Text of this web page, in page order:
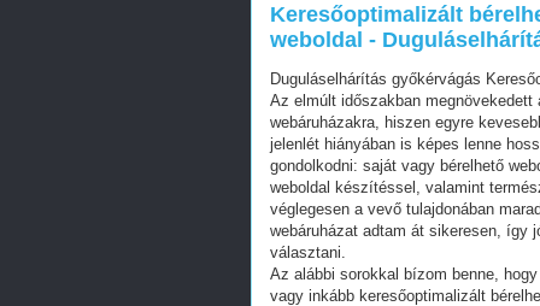
Keresőoptimalizált
weboldal -
Duguláselhárítás győkérvágás
Az elmúlt időszakban
webáruházakra, hiszen egyre
jelenlét hiányában is képes lenne
gondolkodni: saját vagy bérelhető
weboldal készítéssel, valamint
véglegesen a vevő tulajdonában
webáruházat adtam át sikeresen, így
választani.
Az alábbi sorokkal bízom benne,
vagy inkább keresőoptimalizált